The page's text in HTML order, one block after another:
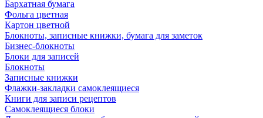
Бархатная бумага
Фольга цветная
Картон цветной
Блокноты, записные книжки, бумага для заметок
Бизнес-блокноты
Блоки для записей
Блокноты
Записные книжки
Флажки-закладки самоклеящиеся
Книги для записи рецептов
Самоклеящиеся блоки